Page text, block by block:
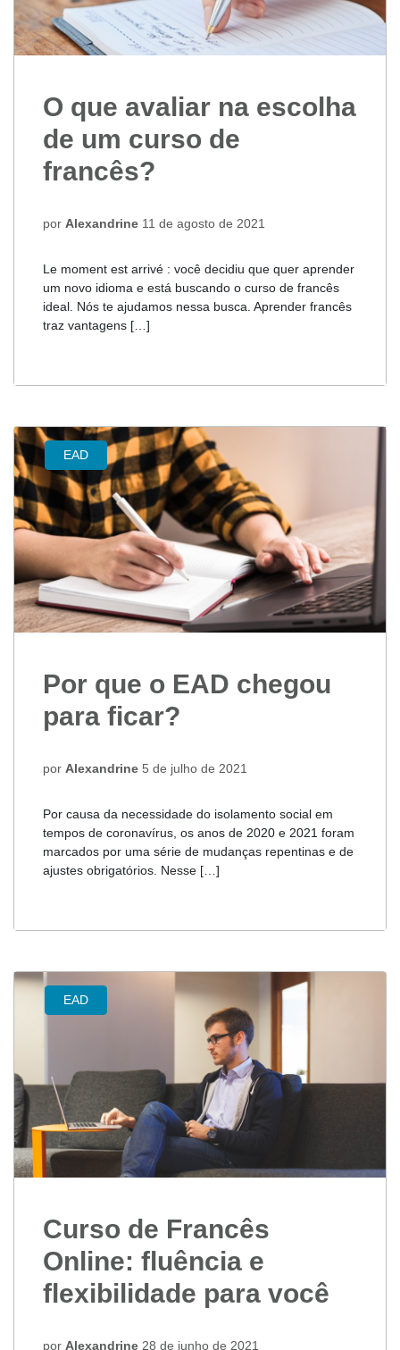
O que avaliar na escolha
de um curso de
francês?
por Alexandrine 11 de agosto de 2021
Le moment est arrivé : você decidiu que quer aprender
um novo idioma e está buscando o curso de francês
ideal. Nós te ajudamos nessa busca. Aprender francês
traz vantagens […]
EAD
Por que o EAD chegou
para ficar?
por Alexandrine 5 de julho de 2021
Por causa da necessidade do isolamento social em
tempos de coronavírus, os anos de 2020 e 2021 foram
marcados por uma série de mudanças repentinas e de
ajustes obrigatórios. Nesse […]
EAD
Curso de Francês
Online: fluência e
flexibilidade para você
por Alexandrine 28 de junho de 2021